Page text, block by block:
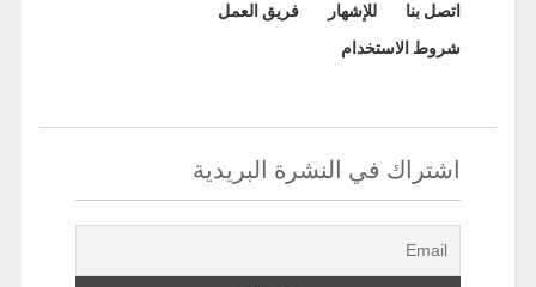
اتصل بنا للإشهار
فريق العمل
شروط الاستخدام
اشتراك في النشرة البريدية